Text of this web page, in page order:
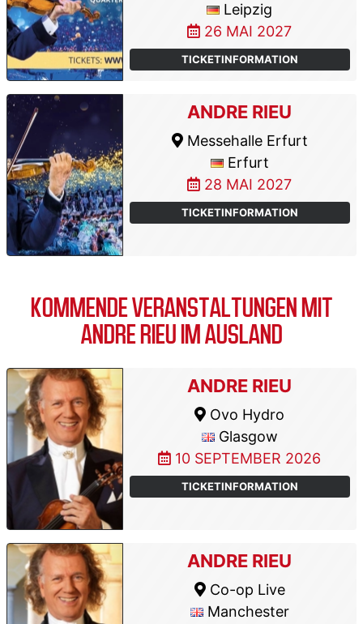
Leipzig
26 MAI 2027
TICKETINFORMATION
ANDRE RIEU
Messehalle Erfurt
Erfurt
28 MAI 2027
TICKETINFORMATION
KOMMENDE VERANSTALTUNGEN MIT
ANDRE RIEU IM AUSLAND
ANDRE RIEU
Ovo Hydro
Glasgow
10 SEPTEMBER 2026
TICKETINFORMATION
ANDRE RIEU
Co-op Live
Manchester